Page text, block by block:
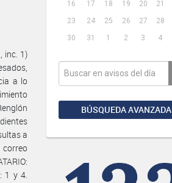
16
17 18 19 20 21
23
24 25 26 27 28
30
31 1 2 3 4
BÚSQUEDA AVANZADA
inc. 1)
a lo
a
1 y 4.